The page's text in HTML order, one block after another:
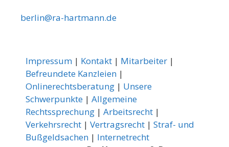
berlin@ra-hartmann.de
Impressum | Kontakt | Mitarbeiter |
Befreundete Kanzleien |
Onlinerechtsberatung | Unsere
Schwerpunkte | Allgemeine
Rechtssprechung | Arbeitsrecht |
Verkehrsrecht | Vertragsrecht | Straf- und
Bußgeldsachen | Internetrecht